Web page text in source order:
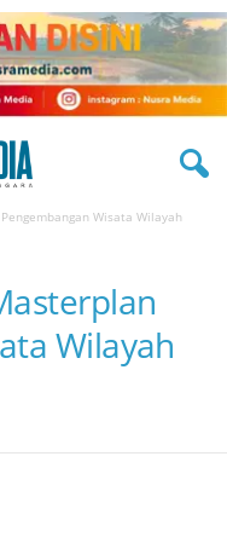
Wisata Wilayah
Wilayah